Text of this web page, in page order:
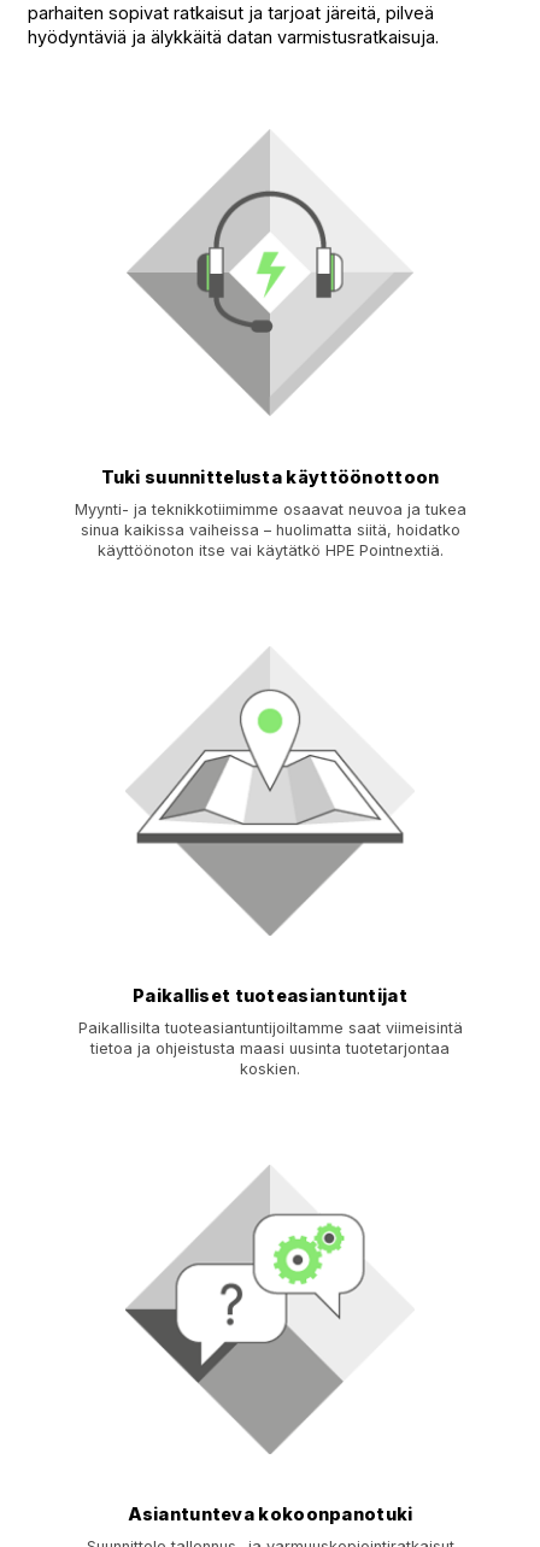
parhaiten sopivat ratkaisut ja tarjoat järeitä, pilveä
hyödyntäviä ja älykkäitä datan varmistusratkaisuja.
Tuki suunnittelusta käyttöönottoon
Myynti- ja teknikkotiimimme osaavat neuvoa ja tukea
sinua kaikissa vaiheissa – huolimatta siitä, hoidatko
käyttöönoton itse vai käytätkö HPE Pointnextiä.
Paikalliset tuoteasiantuntijat
Paikallisilta tuoteasiantuntijoiltamme saat viimeisintä
tietoa ja ohjeistusta maasi uusinta tuotetarjontaa
koskien.
Asiantunteva kokoonpanotuki